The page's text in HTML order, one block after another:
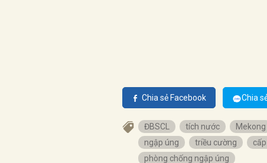
Chia sẻ Facebook Chia
ĐBSCL tích nước Mekong
ngập úng
triều cường
phòng chống ngập úng